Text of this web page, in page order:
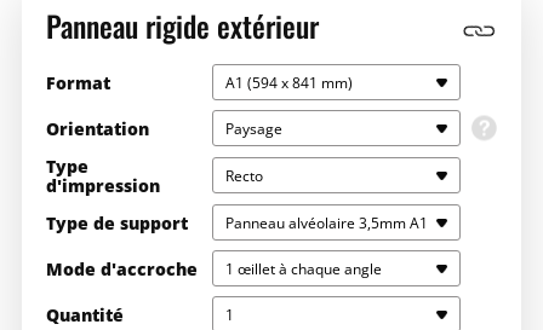
Panneau rigide extérieur
Format A1 (594 x 841 mm)
Orientation Paysage
Choisissez l'orientation de votre document
Votre document se lit en paysage, que la reliure soit en haut ou sur
la gauche.
Type
d'impression
Recto
Type de support Panneau alvéolaire 3,5mm A1
Mode d'accroche 1 œillet à chaque angle
Quantité 1